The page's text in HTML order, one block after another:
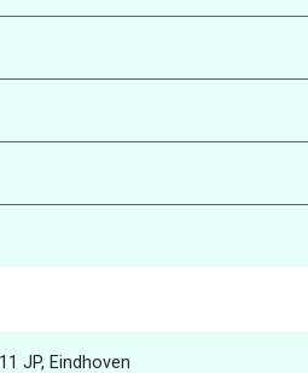
JP, Eindhoven